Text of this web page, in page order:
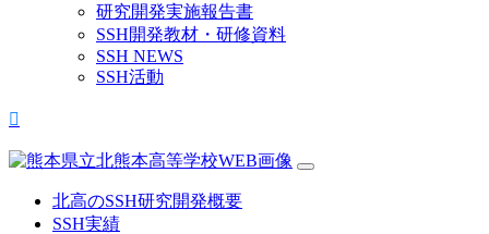
研究開発実施報告書
SSH開発教材・研修資料
SSH NEWS
SSH活動
北高のSSH研究開発概要
SSH実績